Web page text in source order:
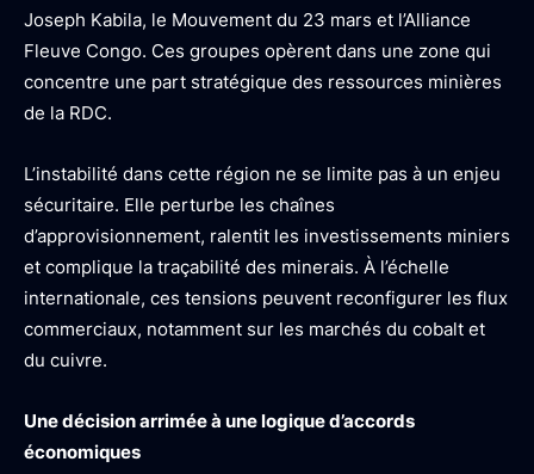
Joseph Kabila, le Mouvement du 23 mars et l’Alliance
Fleuve Congo. Ces groupes opèrent dans une zone qui
concentre une part stratégique des ressources minières
de la RDC.
L’instabilité dans cette région ne se limite pas à un enjeu
sécuritaire. Elle perturbe les chaînes
d’approvisionnement, ralentit les investissements miniers
et complique la traçabilité des minerais. À l’échelle
internationale, ces tensions peuvent reconfigurer les flux
commerciaux, notamment sur les marchés du cobalt et
du cuivre.
Une décision arrimée à une logique d’accords
économiques